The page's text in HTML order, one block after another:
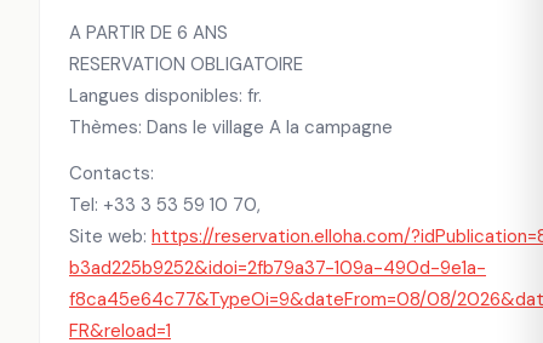
A PARTIR DE 6 ANS
RESERVATION OBLIGATOIRE
Langues disponibles: fr.
Thèmes: Dans le village A la campagne
Contacts:
Tel: +33 3 53 59 10 70,
Site web: https://reservation.elloha.com/
b3ad225b9252&idoi=2fb79a37-109a-490d-9e1a-
f8ca45e64c77&TypeOi=9&dateFrom=08/08/
FR&reload=1